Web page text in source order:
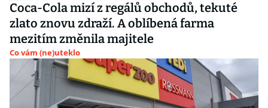
Coca-Cola mizí z regálů obchodů, tekuté
zlato znovu zdraží. A oblíbená farma
mezitím změnila majitele
Co vám (ne)uteklo